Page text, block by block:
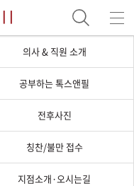
의사 & 직원 소개
공부하는 톡스앤필
전후사진
칭찬/불만 접수
지점소개·오시는길